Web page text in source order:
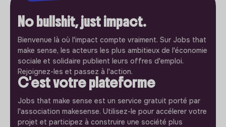
No bullshit, just impact.
Bienvenue là où l'impact compte vraiment. Sur Jobs that
make sense, les acteurs les plus ambitieux de l'économie
sociale et solidaire publient leurs offres d'emploi.
Rejoignez-les et passez à l'action.
C'est votre plateforme
Jobs that make sense est un service gratuit porté par
l'association makesense. Utilisez-le pour accélerer votre
projet et participez à construire une société plus